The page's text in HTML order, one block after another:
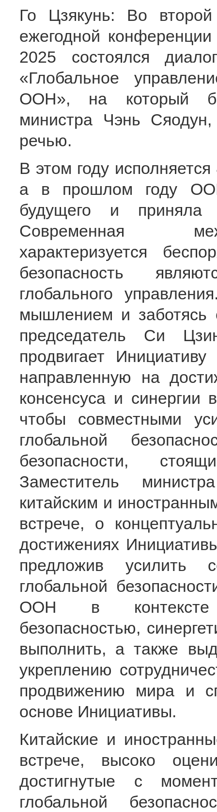
Го Цзякунь: Во
ежегодной
2025 состоялся
«Глобальное
ООН», на который
министра Чэнь
речью.
В этом году
а в прошлом году
будущего и
Современная
характеризуется
безопасность
глобального
мышлением и заботясь
председатель Си
продвигает
направленную на
консенсуса и
чтобы совместными
глобальной
безопасности,
Заместитель
китайским и
встрече, о
достижениях
предложив усилить
глобальной
ООН в контексте
безопасностью,
выполнить, а также
укреплению
продвижению мира и
основе Инициативы.
Китайские и
встрече, высоко
достигнутые с
глобальной